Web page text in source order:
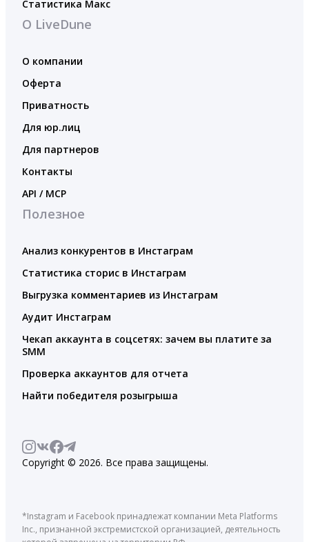
Статистика Макс
О LiveDune
О компании
Оферта
Приватность
Для юр.лиц
Для партнеров
Контакты
API / MCP
Полезное
Анализ конкурентов в Инстаграм
Статистика сторис в Инстаграм
Выгрузка комментариев из Инстаграм
Аудит Инстаграм
Чекап аккаунта в соцсетях: зачем вы платите за
SMM
Проверка аккаунтов для отчета
Найти победителя розыгрыша
Copyright © 2026. Все права защищены.
*Instagram и Facebook принадлежат компании Meta Platforms
Inc., признанной экстремистской организацией, деятельность